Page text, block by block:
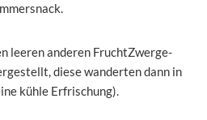
leeren anderen FruchtZwerge-
diese wanderten dann in
kühle Erfrischung).